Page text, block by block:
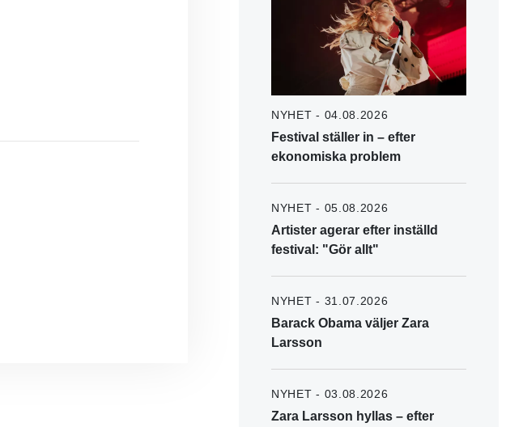
NYHET - 04.08.2026
Festival ställer in – efter
ekonomiska problem
NYHET - 05.08.2026
Artister agerar efter inställd
festival: "Gör allt"
NYHET - 31.07.2026
Barack Obama väljer Zara
Larsson
NYHET - 03.08.2026
Zara Larsson hyllas – efter